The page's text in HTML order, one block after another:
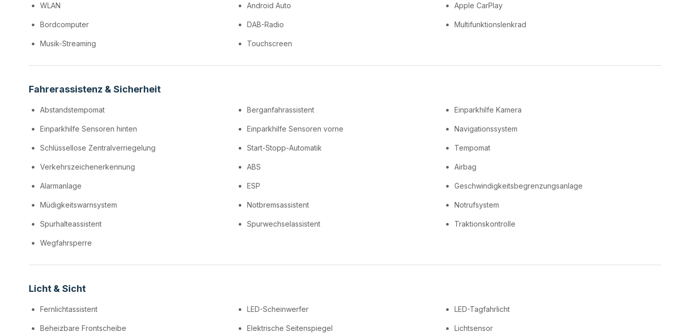
WLAN Android Auto Apple CarPlay
Bordcomputer DAB-Radio Multifunktionslenkrad
Musik-Streaming Touchscreen
Fahrerassistenz & Sicherheit
Abstandstempomat Berganfahrassistent Einparkhilfe Kamera
Einparkhilfe Sensoren hinten Einparkhilfe Sensoren vorne Navigationssystem
Schlüssellose Zentralverriegelung Start-Stopp-Automatik Tempomat
Verkehrszeichenerkennung ABS Airbag
Alarmanlage ESP Geschwindigkeitsbegrenzungsanlage
Müdigkeitswarnsystem Notbremsassistent Notrufsystem
Spurhalteassistent Spurwechselassistent Traktionskontrolle
Wegfahrsperre
Licht & Sicht
Fernlichtassistent LED-Scheinwerfer LED-Tagfahrlicht
Beheizbare Frontscheibe Elektrische Seitenspiegel Lichtsensor